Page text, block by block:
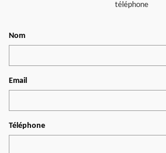
téléphone
Nom
Email
Téléphone